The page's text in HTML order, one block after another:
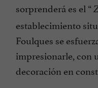
sorprenderá es el “
establecimiento
Foulques se
impresionarle, con
decoración en